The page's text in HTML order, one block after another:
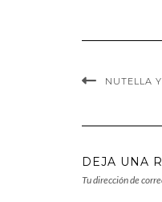
NUTELLA
DEJA UNA
Tu dirección de